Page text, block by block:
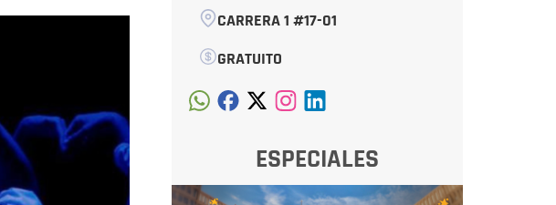
CARRERA 1 #17-01
GRATUITO
ESPECIALES